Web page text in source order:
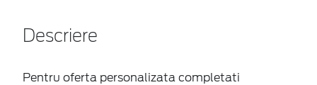
Descriere
Pentru oferta personalizata completati